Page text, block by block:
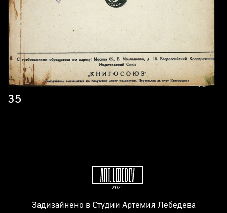
35
Задизайнено в Студии Артемия Лебедева